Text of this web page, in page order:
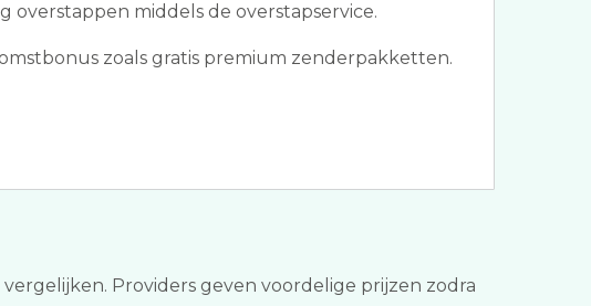
overstappen middels de overstapservice.
zoals gratis premium zenderpakketten.
Providers geven voordelige prijzen zodra